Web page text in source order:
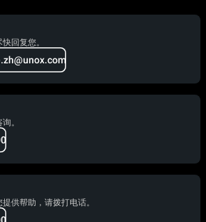
回复您。
。
供帮助，请拨打电话。